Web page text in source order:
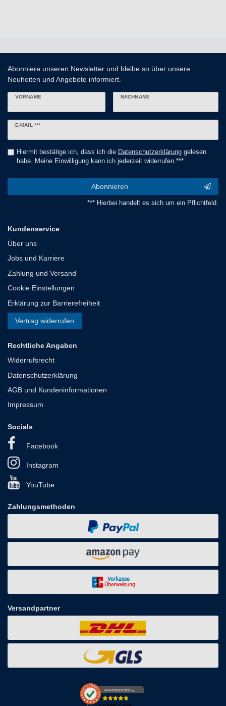
Abonniere unseren Newsletter und bleibe so über unsere
Neuheiten und Angebote informiert.
VORNAME NACHNAME
E-MAIL ***
Newsletter
Hiermit bestätige ich, dass ich die Daten­schutz­erklärunggelesen
habe. Meine Einwilligung kann ich jederzeit widerrufen.***
Abonnieren
*** Hierbei handelt es sich um ein Pflichtfeld.
Kundenservice
Über uns
Jobs und Karriere
Zahlung und Versand
Cookie Einstellungen
Erklärung zur Barrierefreiheit
Vertrag widerrufen
Rechtliche Angaben
Widerrufsrecht
Datenschutzerklärung
AGB und Kundeninformationen
Impressum
Socials
Facebook
Instagram
YouTube
Zahlungsmethoden
Versandpartner
AUSGEZEICHNET.org